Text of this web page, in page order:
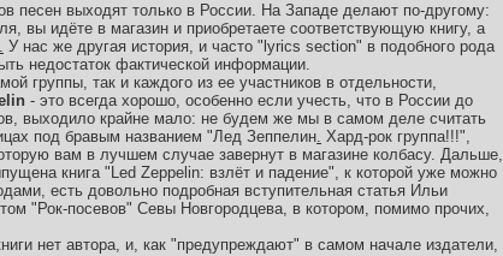
песен выходят только в России. На Западе делают по-другому:
вы идёте в магазин и приобретаете соответствующую книгу, а
. У нас же другая история, и часто "lyrics section" в подобного рода
недостаток фактической информации.
группы, так и каждого из ее участников в отдельности,
- это всегда хорошо, особенно если учесть, что в России до
выходило крайне мало: не будем же мы в самом деле считать
под бравым названием "Лед Зеппелин. Хард-рок группа!!!",
вам в лучшем случае завернут в магазине колбасу. Дальше,
книга "Led Zeppelin: взлёт и падение", к которой уже можно
есть довольно подробная вступительная статья Ильи
"Рок-посевов" Севы Новгородцева, в котором, помимо прочих,
нет автора, и, как "предупреждают" в самом начале издатели,